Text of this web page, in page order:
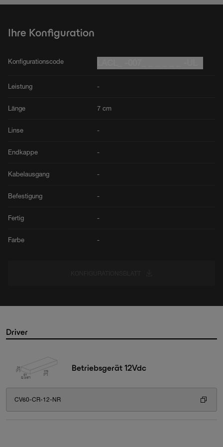
Ihre Konfiguration
Konfigurationscode
Leistung -
Länge 7 cm
Linse -
Endkappe -
Kabelausgang -
Befestigung -
Fertig -
Farbe -
Driver
Betriebsgerät 12Vdc
CV60-CR-12-NR